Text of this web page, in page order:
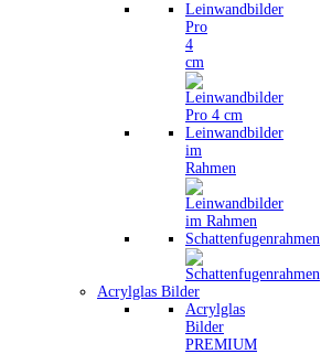
Leinwandbilder
Pro
4
cm
Leinwandbilder
im
Rahmen
Schattenfugenrahmen
Acrylglas Bilder
Acrylglas
Bilder
PREMIUM